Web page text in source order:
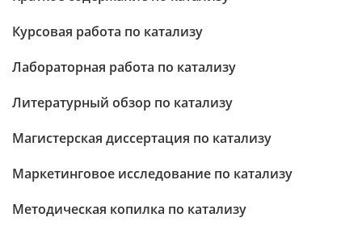
Курсовая работа по катализу
Лабораторная работа по катализу
Литературный обзор по катализу
Магистерская диссертация по катализу
Маркетинговое исследование по катализу
Методическая копилка по катализу